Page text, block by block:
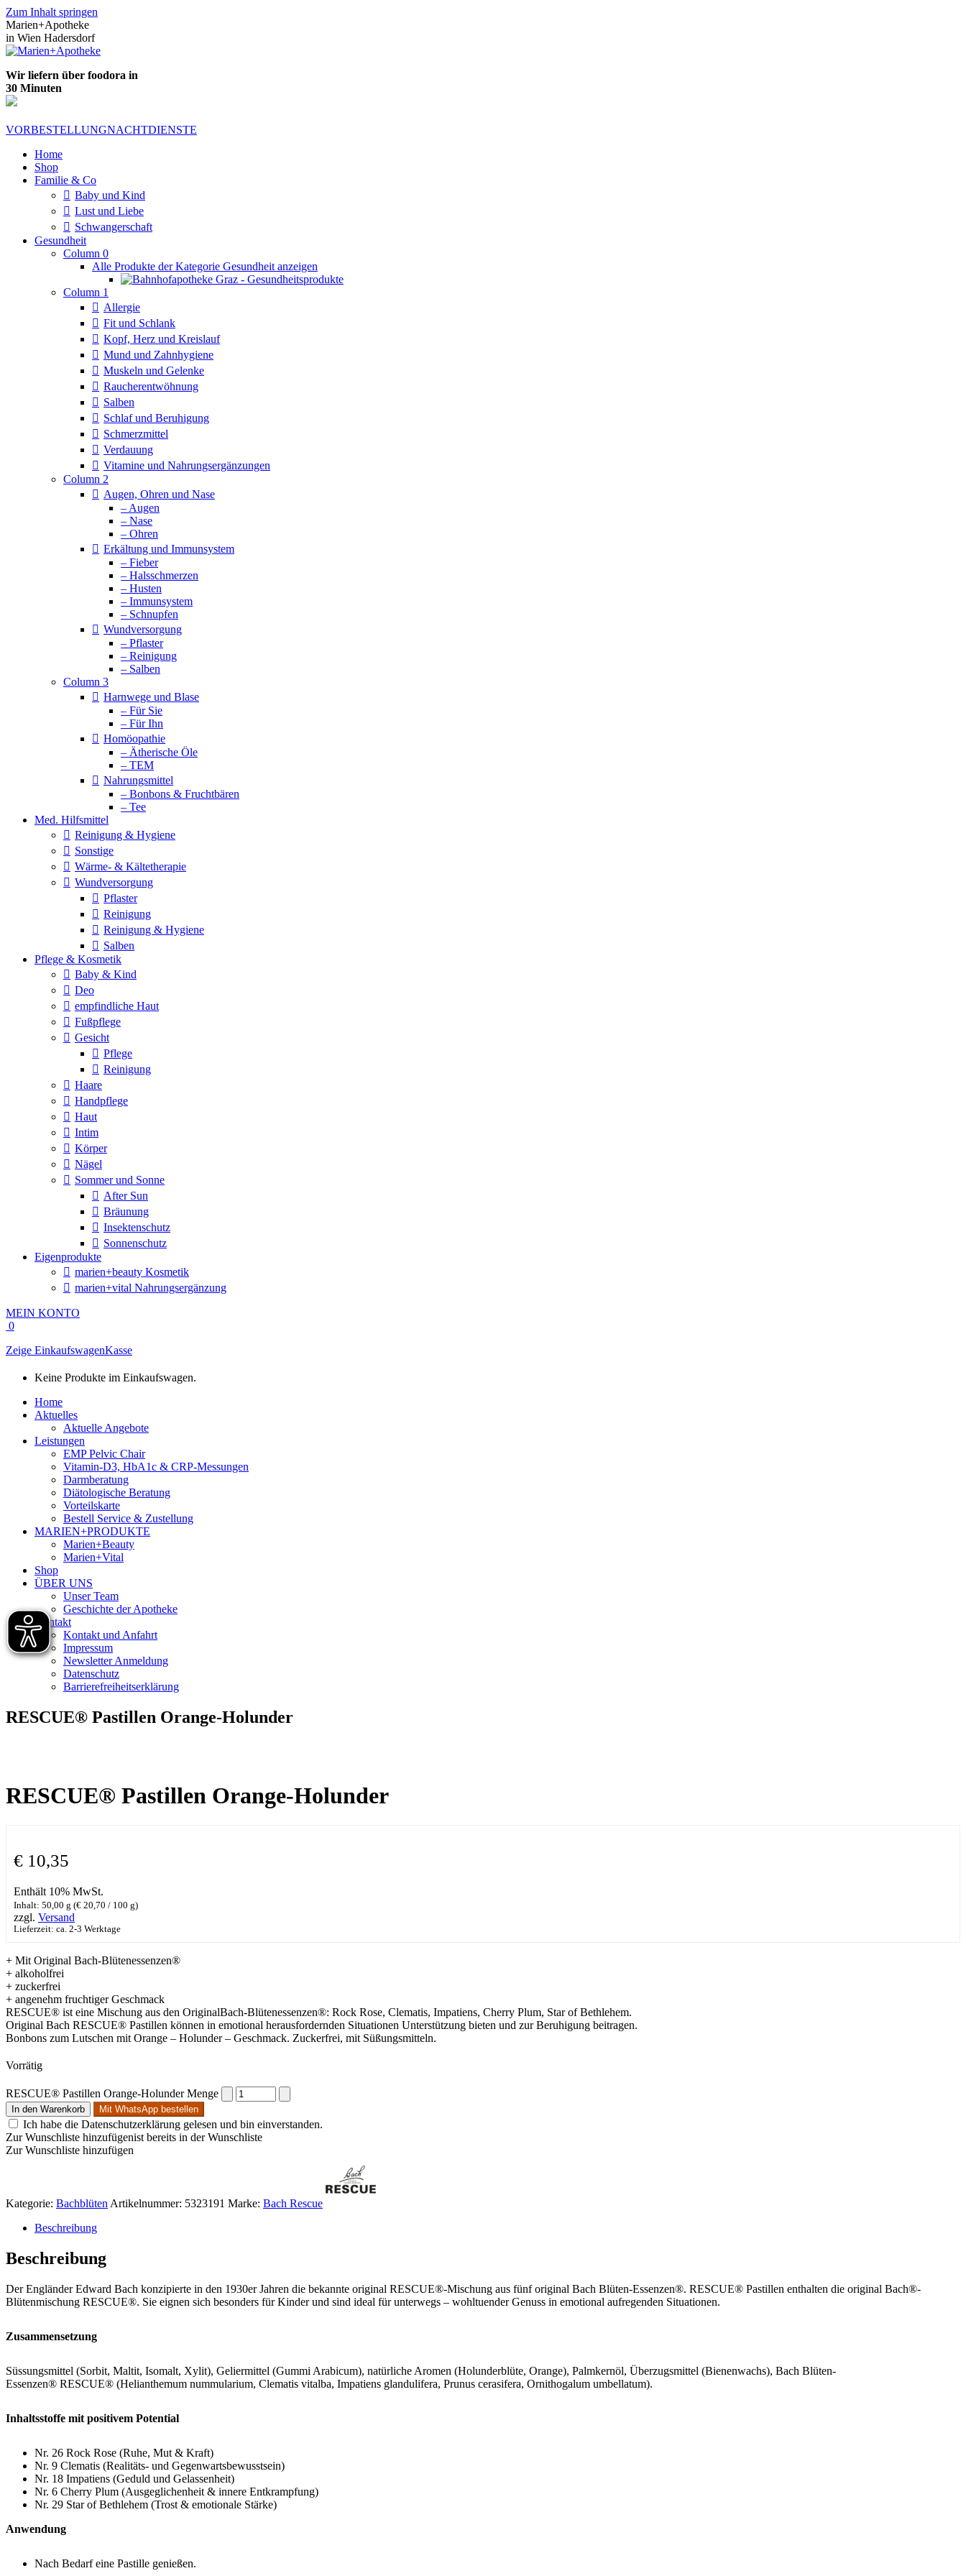
Zum Inhalt springen
Marien+Apotheke
in Wien Hadersdorf
Wir liefern über foodora in
30 Minuten
VORBESTELLUNGNACHTDIENSTE
Home
Shop
Familie & Co
Baby und Kind
Lust und Liebe
Schwangerschaft
Gesundheit
Column 0
Alle Produkte der Kategorie Gesundheit anzeigen
Column 1
Allergie
Fit und Schlank
Kopf, Herz und Kreislauf
Mund und Zahnhygiene
Muskeln und Gelenke
Raucherentwöhnung
Salben
Schlaf und Beruhigung
Schmerzmittel
Verdauung
Vitamine und Nahrungsergänzungen
Column 2
Augen, Ohren und Nase
– Augen
– Nase
– Ohren
Erkältung und Immunsystem
– Fieber
– Halsschmerzen
– Husten
– Immunsystem
– Schnupfen
Wundversorgung
– Pflaster
– Reinigung
– Salben
Column 3
Harnwege und Blase
– Für Sie
– Für Ihn
Homöopathie
– Ätherische Öle
– TEM
Nahrungsmittel
– Bonbons & Fruchtbären
– Tee
Med. Hilfsmittel
Reinigung & Hygiene
Sonstige
Wärme- & Kältetherapie
Wundversorgung
Pflaster
Reinigung
Reinigung & Hygiene
Salben
Pflege & Kosmetik
Baby & Kind
Deo
empfindliche Haut
Fußpflege
Gesicht
Pflege
Reinigung
Haare
Handpflege
Haut
Intim
Körper
Nägel
Sommer und Sonne
After Sun
Bräunung
Insektenschutz
Sonnenschutz
Eigenprodukte
marien+beauty Kosmetik
marien+vital Nahrungsergänzung
MEIN KONTO
0
Zeige EinkaufswagenKasse
Keine Produkte im Einkaufswagen.
Home
Aktuelles
Aktuelle Angebote
Leistungen
EMP Pelvic Chair
Vitamin-D3, HbA1c & CRP-Messungen
Darmberatung
Diätologische Beratung
Vorteilskarte
Bestell Service & Zustellung
MARIEN+PRODUKTE
Marien+Beauty
Marien+Vital
Shop
ÜBER UNS
Unser Team
Geschichte der Apotheke
Kontakt
Kontakt und Anfahrt
Impressum
Newsletter Anmeldung
Datenschutz
Barrierefreiheitserklärung
RESCUE® Pastillen Orange-Holunder
RESCUE® Pastillen Orange-Holunder
€ 10,35
Enthält 10% MwSt.
Inhalt: 50,00 g (€ 20,70 / 100 g)
zzgl. Versand
Lieferzeit: ca. 2-3 Werktage
+ Mit Original Bach-Blütenessenzen®
+ alkoholfrei
+ zuckerfrei
+ angenehm fruchtiger Geschmack
RESCUE® ist eine Mischung aus den OriginalBach-Blütenessenzen®: Rock Rose, Clematis, Impatiens, Cherry Plum, Star of Bethlehem.
Original Bach RESCUE® Pastillen können in emotional herausfordernden Situationen Unterstützung bieten und zur Beruhigung beitragen.
Bonbons zum Lutschen mit Orange – Holunder – Geschmack. Zuckerfrei, mit Süßungsmitteln.
Vorrätig
RESCUE® Pastillen Orange-Holunder Menge
In den Warenkorb Mit WhatsApp bestellen
Ich habe die Datenschutzerklärung gelesen und bin einverstanden.
Zur Wunschliste hinzufügenist bereits in der Wunschliste
Zur Wunschliste hinzufügen
Kategorie: Bachblüten Artikelnummer: 5323191 Marke: Bach Rescue
Beschreibung
Beschreibung
Der Engländer Edward Bach konzipierte in den 1930er Jahren die bekannte original RESCUE®-Mischung aus fünf original Bach Blüten-Essenzen®. RESCUE® Pastillen enthalten die original Bach®-
Blütenmischung RESCUE®. Sie eignen sich besonders für Kinder und sind ideal für unterwegs – wohltuender Genuss in emotional aufregenden Situationen.
Zusammensetzung
Süssungsmittel (Sorbit, Maltit, Isomalt, Xylit), Geliermittel (Gummi Arabicum), natürliche Aromen (Holunderblüte, Orange), Palmkernöl, Überzugsmittel (Bienenwachs), Bach Blüten-
Essenzen® RESCUE® (Helianthemum nummularium, Clematis vitalba, Impatiens glandulifera, Prunus cerasifera, Ornithogalum umbellatum).
Inhaltsstoffe mit positivem Potential
Nr. 26 Rock Rose (Ruhe, Mut & Kraft)
Nr. 9 Clematis (Realitäts- und Gegenwartsbewusstsein)
Nr. 18 Impatiens (Geduld und Gelassenheit)
Nr. 6 Cherry Plum (Ausgeglichenheit & innere Entkrampfung)
Nr. 29 Star of Bethlehem (Trost & emotionale Stärke)
Anwendung
Nach Bedarf eine Pastille genießen.